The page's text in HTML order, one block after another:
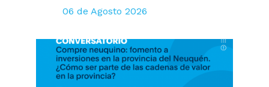
06 de Agosto 2026